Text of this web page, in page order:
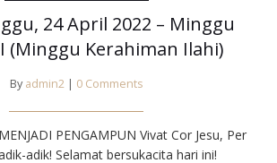
24 April 2022 – Minggu
(Minggu Kerahiman Ilahi)
By admin2 | 0 Comments
PENGAMPUN Vivat Cor Jesu, Per
adik! Selamat bersukacita hari ini!